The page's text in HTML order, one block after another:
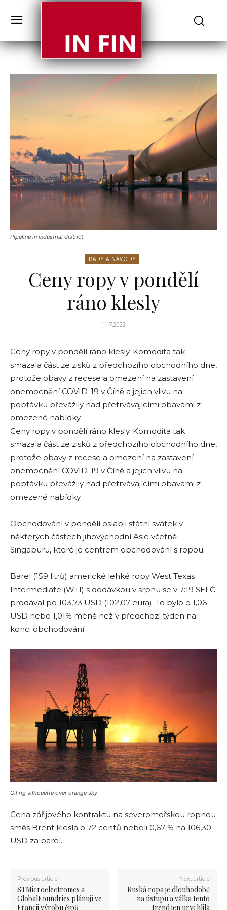
Pipeline in industrial district
RADY A NÁVODY
Ceny ropy v pondělí
ráno klesly
11.7.2022
Ceny ropy v pondělí ráno klesly. Komodita tak
smazala část ze zisků z předchozího obchodního dne,
protože obavy z recese a omezení na zastavení
onemocnění COVID-19 v Číně a jejich vlivu na
poptávku převážily nad přetrvávajícími obavami z
omezené nabídky.
Ceny ropy v pondělí ráno klesly. Komodita tak
smazala část ze zisků z předchozího obchodního dne,
protože obavy z recese a omezení na zastavení
onemocnění COVID-19 v Číně a jejich vlivu na
poptávku převážily nad přetrvávajícími obavami z
omezené nabídky.
Obchodování v pondělí oslabil státní svátek v
některých částech jihovýchodní Asie včetně
Singapuru, které je centrem obchodování s ropou.
Barel (159 litrů) americké lehké ropy West Texas
Intermediate (WTI) s dodávkou v srpnu se v 7:19 SELČ
prodával po 103,73 USD (102,07 eura). To bylo o 1,06
USD nebo 1,01% méně než v předchozí týden na
konci obchodování.
Oil rig silhouette over orange sky
Cena zářijového kontraktu na severomořskou ropnou
směs Brent klesla o 72 centů neboli 0,67 % na 106,30
USD za barel.
Previous article
STMicroelectronics a
GlobalFoundries plánují ve
Francii výrobu čipů
Next article
Ruská ropa je dlouhodobě
na ústupu a válka tento
trend jen urychlila